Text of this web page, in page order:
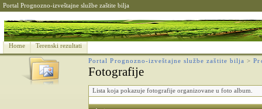
Portal Prognozno-izveštajne službe zaštite bilja
Home Terenski rezultati
Portal Prognozno-izveštajne službe zaštite bilja >
Fotografije
Lista koja pokazuje fotografije organizovane u foto album.